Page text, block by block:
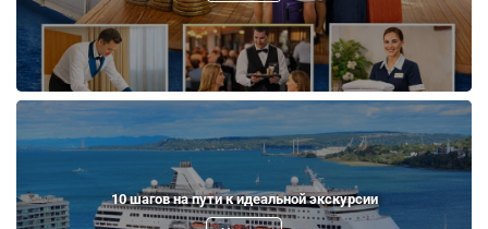
10 шагов на пути к идеальной экскурсии